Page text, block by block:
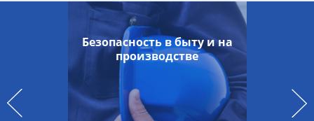
Безопасность в быту и на
производстве